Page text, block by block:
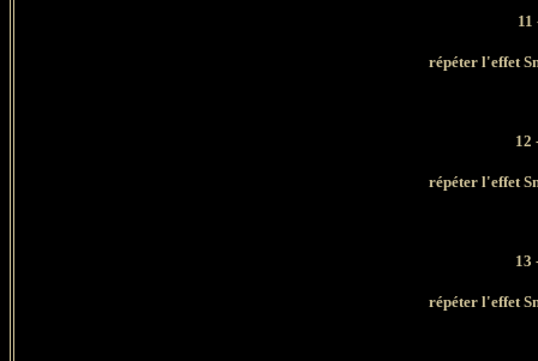
répéter l'effet
12
répéter l'effet
13
répéter l'effet